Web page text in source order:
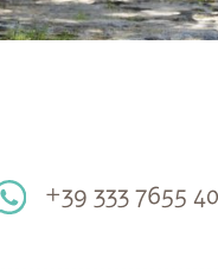
+39 333 7655